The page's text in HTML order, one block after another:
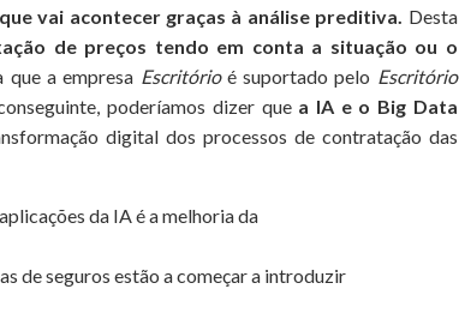
vai acontecer graças à análise preditiva. Desta
de preços tendo em conta a situação ou o
que a empresa Escritórioé suportado pelo Escritório
poderíamos dizer que a IA e o Big Data
digital dos processos de contratação das
da IA é a melhoria da
de seguros estão a começar a introduzir